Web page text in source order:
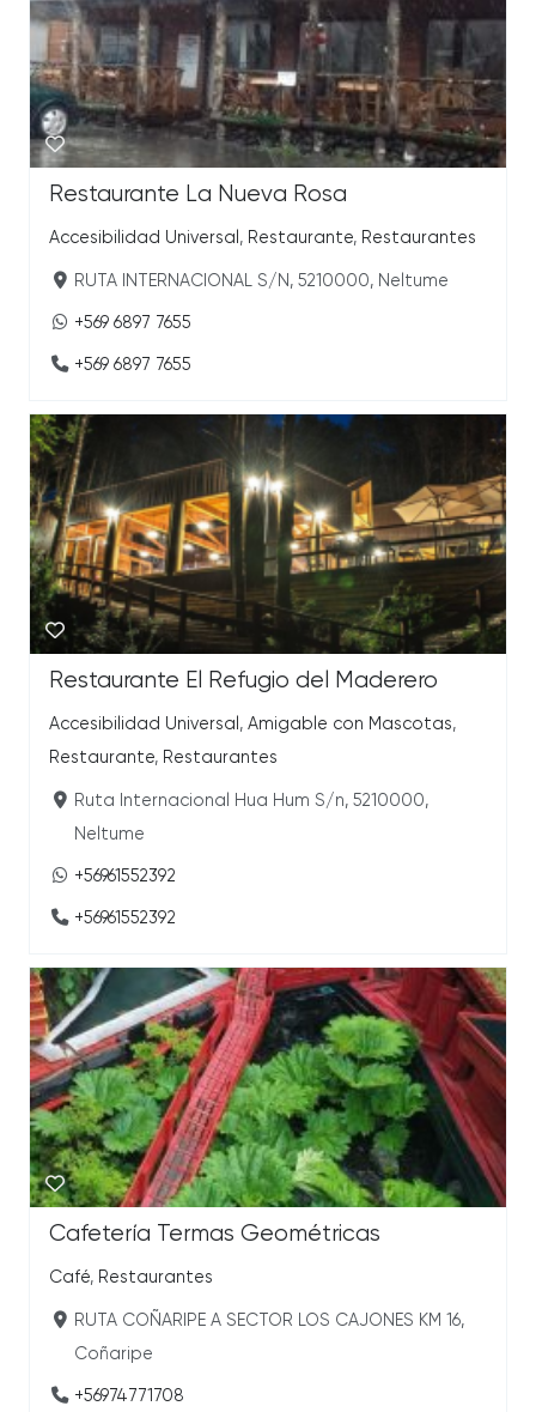
Restaurante La Nueva Rosa
Accesibilidad Universal , Restaurante, Restaurantes
RUTA INTERNACIONAL S/N, 5210000, Neltume
+569 6897 7655
+569 6897 7655
Restaurante El Refugio del Maderero
Accesibilidad Universal , Amigable con Mascotas,
Restaurante, Restaurantes
Ruta Internacional Hua Hum S/n, 5210000,
Neltume
+56961552392
+56961552392
Cafetería Termas Geométricas
Café, Restaurantes
RUTA COÑARIPE A SECTOR LOS CAJONES KM 16,
Coñaripe
+56974771708